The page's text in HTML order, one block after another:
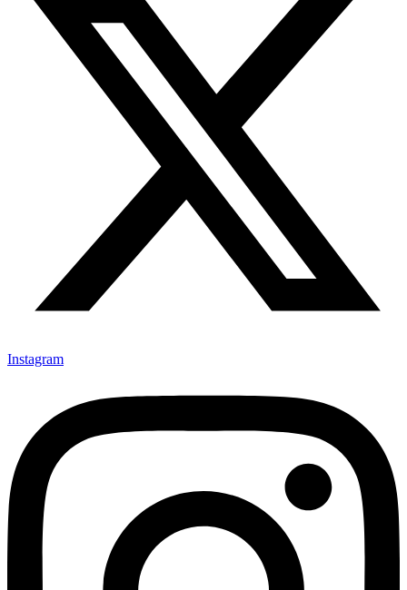
Instagram